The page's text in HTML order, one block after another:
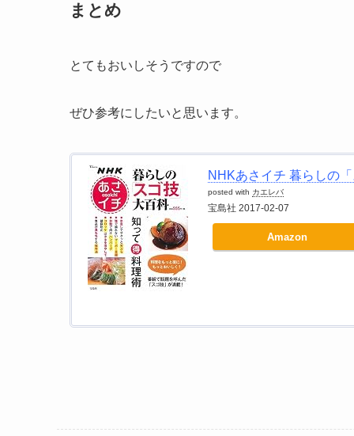
まとめ
とてもおいしそうですので
ぜひ参考にしたいと思います。
NHKあさイチ 暮らしの
posted with カエレバ
宝島社 2017-02-07
Amazon